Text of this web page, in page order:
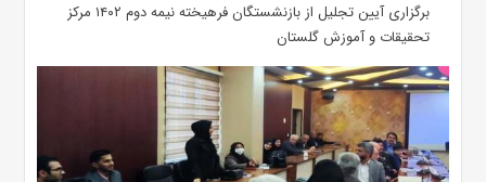
برگزاری آیین تجلیل از بازنشستگان فرهیخته نیمه دوم ۱۴۰۲ مرکز
تحقیقات و آموزش گلستان